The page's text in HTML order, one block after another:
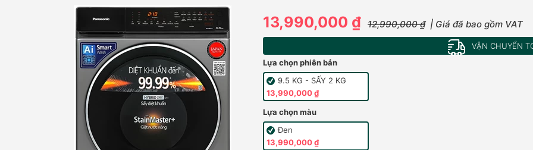
13,990,000 ₫ 12,990,000 ₫ | Giá đã bao gồm VAT
VẬN CHUYỂN
Lựa chọn phiên bản
9.5 KG - SẤY 2 KG
13,990,000 ₫
Lựa chọn màu
Đen
13,990,000 ₫